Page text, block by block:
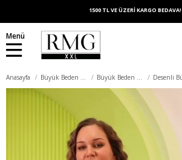
1500 TL VE ÜZERİ KARGO BEDAVA!
Menü
Anasayfa Büyük Beden Üst Giyim Büyük Beden Bluz